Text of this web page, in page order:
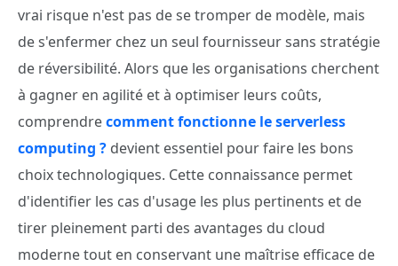
vrai risque n'est pas de se tromper de modèle, mais
de s'enfermer chez un seul fournisseur sans stratégie
de réversibilité. Alors que les organisations cherchent
à gagner en agilité et à optimiser leurs coûts,
comprendrecomment fonctionne le serverless
computing ? devient essentiel pour faire les bons
choix technologiques. Cette connaissance permet
d'identifier les cas d'usage les plus pertinents et de
tirer pleinement parti des avantages du cloud
moderne tout en conservant une maîtrise efficace de